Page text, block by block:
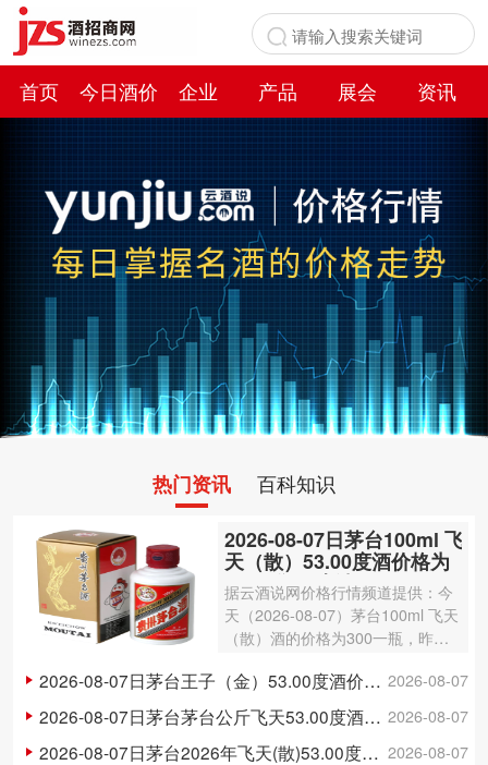
首页 今日酒价 企业 产品 展会
资讯
百科
热门资讯 百科知识
2026-08-07日茅台100ml 飞
天（散）53.00度酒价格为
300一瓶，上涨 3元
据云酒说网价格行情频道提供：今
天（2026-08-07）茅台100ml 飞天
（散）酒的价格为300一瓶，昨日
00ml 飞天（散）酒容量为100ml，
酒精度数为53.00度。茅台酒除了年
份因素之外…
2026-08-07
2026-08-07日茅台王子（金）53.00度酒价格为148一瓶，下跌 5元
2026-08-07
2026-08-07日茅台茅台公斤飞天53.00度酒价格为3,250一瓶，下跌 20元
2026-08-07
2026-08-07日茅台2026年飞天(散)53.00度酒价格为1,700一瓶，上涨 5元